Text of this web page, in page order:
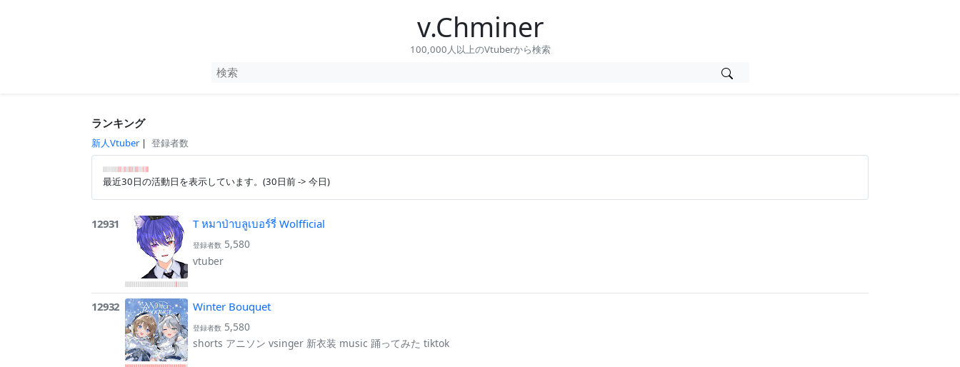
v.Chminer
100,000人以上のVtuberから検索
ランキング
新人Vtuber| 登録者数
最近30日の活動日を表示しています。(30日前 -> 今日)
12931 T หมาป่าบลูเบอร์รี่ Wolfficial
登録者数 5,580
vtuber
12932 Winter Bouquet
登録者数 5,580
shorts アニソン vsinger 新衣装 music 踊ってみた tiktok